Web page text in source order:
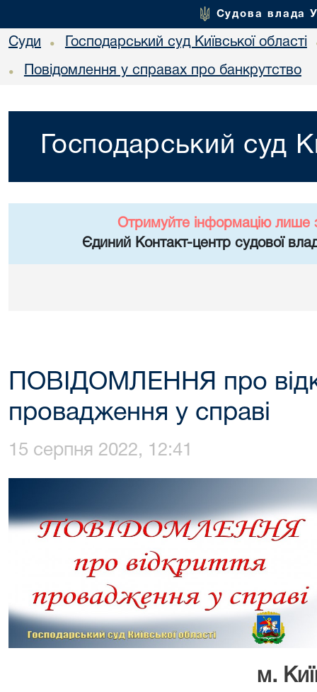
Судова влада
Суди • Господарський суд Київської області
• Повідомлення у справах про банкрутство
Господарський суд
Отримуйте інформацію лише
Єдиний Контакт-центр судової
ПОВІДОМЛЕННЯ про
провадження у справі
15 серпня 2022, 12:41
м.